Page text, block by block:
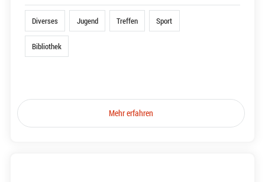
Diverses Jugend Treffen Sport
Bibliothek
Mehr erfahren